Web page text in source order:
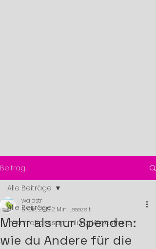
Beitrag
Alle Beiträge
Informationssammlung Waldstraße
Alle Beiträge
Mehr als nur Spenden:
wie du Andere für die
waldstr
6. Okt. 20192 Min. Lesezeit